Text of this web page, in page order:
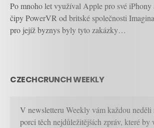
Po mnoho let využíval Apple pro své iPhony
čipy PowerVR od britské společnosti
pro jejíž byznys byly tyto zakázky…
CZECHCRUNCH WEEKLY
V newsletteru Weekly vám každou neděli
porci těch nejdůležitějších zpráv, které by